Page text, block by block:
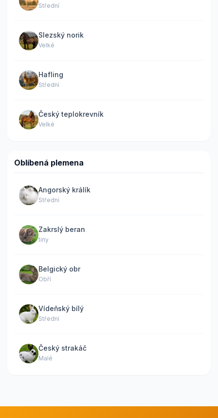
Střední
Slezský norik
Velké
Hafling
Střední
Český teplokrevník
Velké
Oblíbená plemena
Angorský králík
Střední
Zakrslý beran
tiny
Belgický obr
Obří
Vídeňský bílý
Střední
Český strakáč
Malé